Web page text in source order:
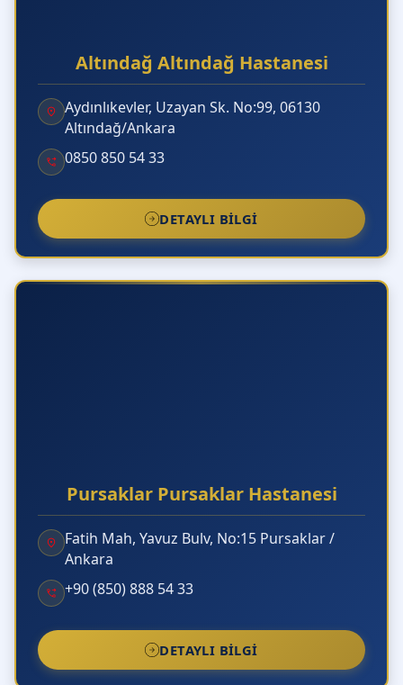
sorunları ve meme hastalıkları
uzmanlık alanına girmektedir. Prof. Dr. Bahadır
cerrahi yöntemlerle hizmet vermektedir.
Onkolojik Cerrahi ne demektir ve neden
önemlidir?
Laparoskopik (Kapalı) Cerrahi avantajları
nelerdir?
Pankreas kanseri ve Whipple ameliyatı nedir?
Fıtık ameliyatlarında hangi yöntemler
kullanılır?
SGK ve özel sigorta geçerli mi?
Prof. Dr. Bahadır Külah için nasıl randevu
alabilirim?
Altındağ Altındağ Hastanesi
Aydınlıkevler, Uzayan Sk. No:99, 06130
Altındağ/Ankara
0850 850 54 33
DETAYLI BILGI
Pursaklar Pursaklar Hastanesi
Fatih Mah, Yavuz Bulv, No:15 Pursaklar /
Ankara
+90 (850) 888 54 33
DETAYLI BILGI